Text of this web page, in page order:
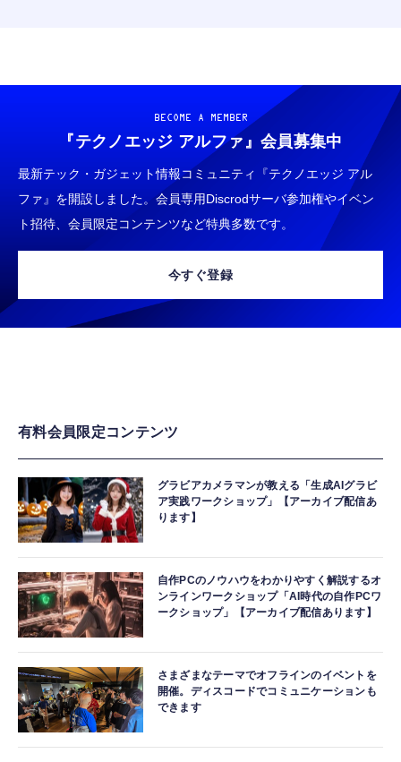
BECOME A MEMBER
『テクノエッジ アルファ』 会員募集中
最新テック・ガジェット情報コミュニティ『テクノエッジ アル
ファ』を開設しました。会員専用Discrodサーバ参加権やイベン
ト招待、会員限定コンテンツなど特典多数です。
今すぐ登録
有料会員限定コンテンツ
グラビアカメラマンが教える「生成AIグラビ
ア実践ワークショップ」【アーカイブ配信あ
ります】
自作PCのノウハウをわかりやすく解説するオ
ンラインワークショップ「AI時代の自作PCワ
ークショップ」【アーカイブ配信あります】
さまざまなテーマでオフラインのイベントを
開催。ディスコードでコミュニケーションも
できます